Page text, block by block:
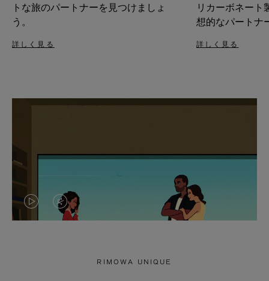
トな旅のパートナーを見つけましょ
う。
詳しく見る
リカーボネート
想的なパートナ
詳しく見る
VIDEOVIDEO
RIMOWA UNIQUE